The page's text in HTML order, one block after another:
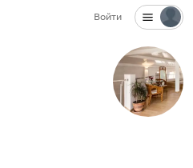
Войти